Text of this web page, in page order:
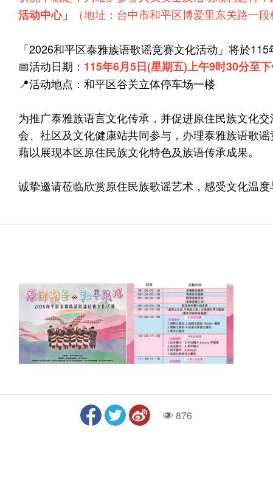
活动中心」
（地址：台中市和平区博爱里东关路一段
「2026和平区泰雅族语歌谣竞赛文化活动」将於
📅活动日期： 115年6月5日(星期五)上午9时30分至
📍活动地点：和平区谷关立体停车场一楼
为推广泰雅族语言文化传承，并促进原住民族文化
会、社区及文化健康站共同参与，办理泰雅族语歌
藉以展现本区原住民族文化特色及族语传承成果。
诚挚邀请莅临欣赏原住民族歌谣艺术，感受文化温度
人气876